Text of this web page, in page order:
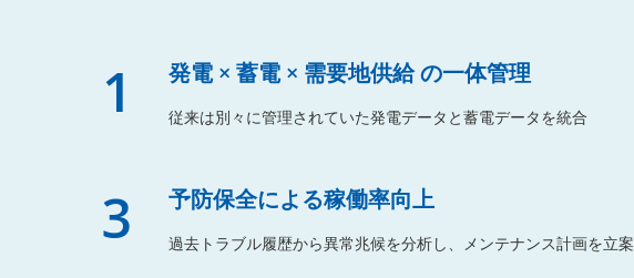
1 発電 × 蓄電 × 需要地供給 の一体管理
従来は別々に管理されていた発電データと蓄電データを統合
3 予防保全による稼働率向上
過去トラブル履歴から異常兆候を分析し、メンテナンス計画を立案